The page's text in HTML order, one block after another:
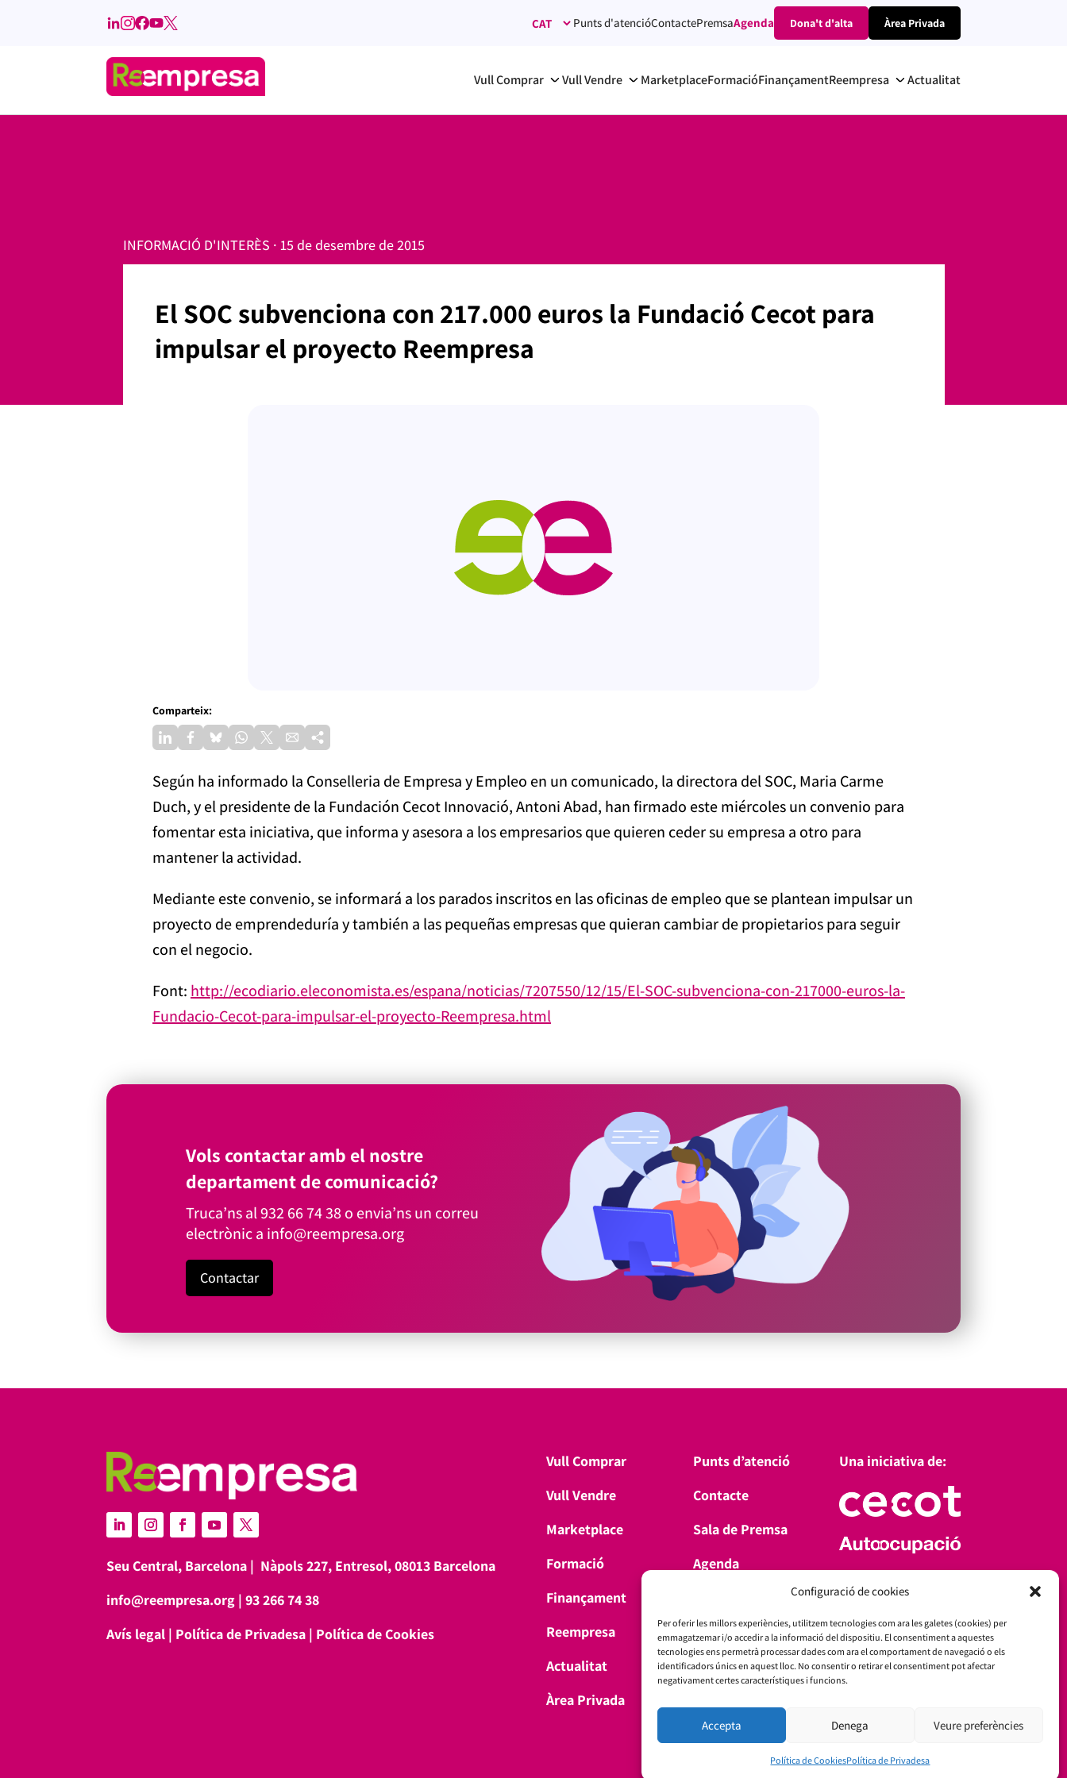
Configuració de cookies
Per oferir les millors experiències, utilitzem tecnologies com ara les galetes (cookies) per
emmagatzemar i/o accedir a la informació del dispositiu. El consentiment a aquestes
tecnologies ens permetrà processar dades com ara el comportament de navegació o els
identificadors únics en aquest lloc. No consentir o retirar el consentiment pot afectar
negativament certes característiques i funcions.
Accepta Denega Veure preferències
Política de CookiesPolítica de Privadesa
Punts d'atencióContactePremsaAgenda Dona't d'alta Àrea Privada
Vull Comprar Vull Vendre MarketplaceFormacióFinançamentReempresa Actualitat
INFORMACIÓ D'INTERÈS · 15 de desembre de 2015
El SOC subvenciona con 217.000 euros la Fundació Cecot para
impulsar el proyecto Reempresa
Comparteix:
Según ha informado la Conselleria de Empresa y Empleo en un comunicado, la directora del SOC, Maria Carme
Duch, y el presidente de la Fundación Cecot Innovació, Antoni Abad, han firmado este miércoles un convenio para
fomentar esta iniciativa, que informa y asesora a los empresarios que quieren ceder su empresa a otro para
mantener la actividad.
Mediante este convenio, se informará a los parados inscritos en las oficinas de empleo que se plantean impulsar un
proyecto de emprendeduría y también a las pequeñas empresas que quieran cambiar de propietarios para seguir
con el negocio.
Font: http://ecodiario.eleconomista.es/espana/noticias/7207550/12/15/El-SOC-subvenciona-con-217000-euros-la-
Fundacio-Cecot-para-impulsar-el-proyecto-Reempresa.html
Vols contactar amb el nostre
departament de comunicació?
Truca’ns al932 66 74 38o envia’ns un correu
electrònic a info@reempresa.org
Contactar
Seu Central, Barcelona | Nàpols 227, Entresol, 08013 Barcelona
info@reempresa.org |93 266 74 38
Avís legal | Política de Privadesa | Política de Cookies
Vull Comprar
Vull Vendre
Marketplace
Formació
Finançament
Reempresa
Actualitat
Àrea Privada
Punts d’atenció
Contacte
Sala de Premsa
Agenda
Una iniciativa de:
Amb el suport de: